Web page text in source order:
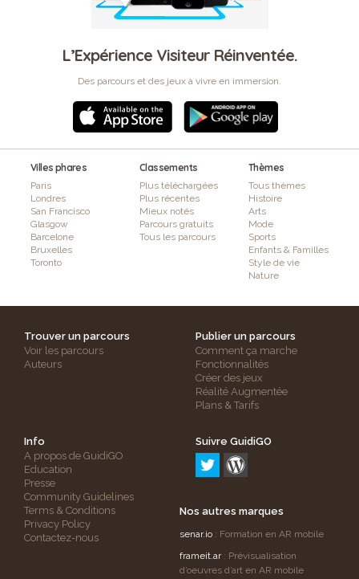
L’Expérience Visiteur Réinventée.
Des parcours et des jeux à vivre en immersion.
Villes phares
Paris
Londres
San Francisco
Glasgow
Barcelone
Bruxelles
Toronto
Classements
Plus téléchargées
Plus récentes
Mieux notés
Parcours gratuits
Tous les parcours
Thèmes
Tous thèmes
Histoire
Arts
Mode
Sports
Enfants & Familles
Style de vie
Nature
Trouver un parcours
Voir les parcours
Auteurs
Publier un parcours
Comment ça marche
Fonctionnalités
Créer des jeux
Réalité Augmentée
Plans & Tarifs
Info
A propos de GuidiGO
Education
Presse
Community Guidelines
Terms & Conditions
Privacy Policy
Contactez-nous
Suivre GuidiGO
Nos autres marques
senar.io : Formation en AR mobile
frameit.ar: Prévisualisation
d’oeuvres d’art en AR mobile